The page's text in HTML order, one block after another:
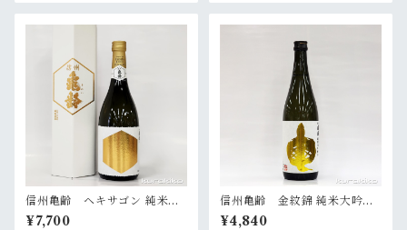
信州亀齢 ヘキサゴン 純米大
吟醸 720ml
¥7,700
信州亀齢 金紋錦 純米大吟醸
720ml
¥4,840